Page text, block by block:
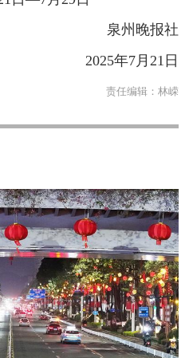
泉州晚报社
2025年7月21日
责任编辑： 林嵘